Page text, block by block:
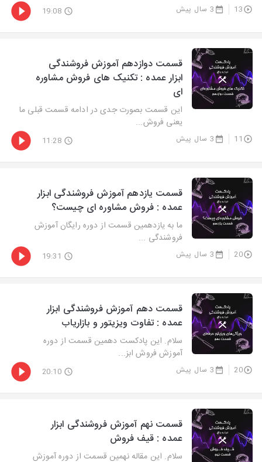
13 3 سال پیش 19:08
قسمت دوازدهم آموزش فروشندگی
ابزار عمده : تکنیک های فروش مشاوره
ای
این قسمت بصورت جدی در ادامه قسمت قبلی ما
یعنی فروش...
11 3 سال پیش 11:28
قسمت یازدهم آموزش فروشندگی ابزار
عمده : فروش مشاوره ای چیست؟
ما به یازدهمین قسمت از دوره رایگان آموزش
فروشندگی ...
20 3 سال پیش 19:31
قسمت دهم آموزش فروشندگی ابزار
عمده : تفاوت ویزیتور و بازاریاب
سلام. این پادکست دهمین قسمت از دوره
آموزش فروش ابز...
20 3 سال پیش 20:10
قسمت نهم آموزش فروشندگی ابزار
عمده : قیف فروش
سلام. این مقاله نهمین قسمت از دوره آموزش